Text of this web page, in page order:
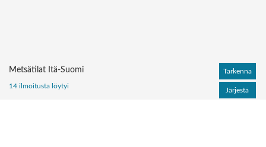
Metsätilat Itä-Suomi
14 ilmoitusta löytyi
Tarkenna
Järjestä